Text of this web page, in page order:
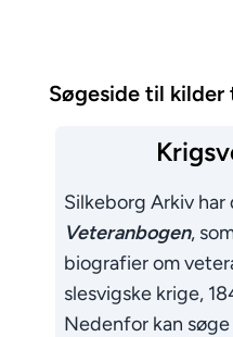
Søgeside til
Silkeborg Arkiv
Veteranbogen,
biografier om
slesvigske krige,
Nedenfor kan